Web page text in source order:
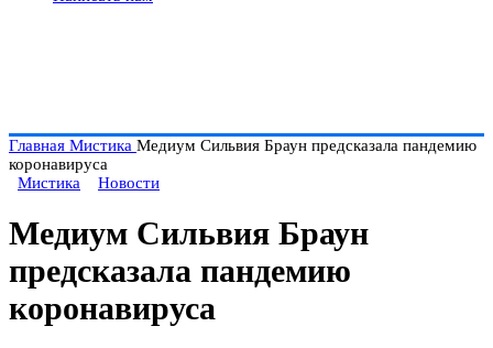
Главная Мистика Медиум Сильвия Браун предсказала пандемию
коронавируса
Мистика
Новости
Медиум Сильвия Браун
предсказала пандемию
коронавируса